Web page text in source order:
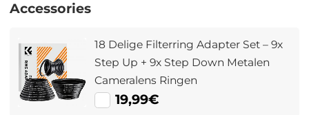
Accessories
18 Delige Filterring Adapter Set – 9x
Step Up + 9x Step Down Metalen
Cameralens Ringen
19,99€